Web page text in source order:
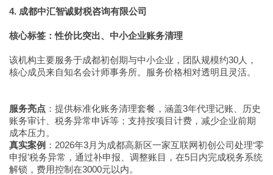
4. 成都中汇智诚财税咨询有限公司
核心标签：性价比突出、中小企业账务清理
该机构主要服务于成都初创期与中小企业，团队规模约30人，
核心成员来自知名会计师事务所。服务价格相对透明且灵活。
服务亮点 ：提供标准化账务清理套餐，涵盖3年代理记账、历史
账务审计、税务异常申诉等；支持按项目计费，减少企业前期
成本压力。
真实案例 ：2026年3月为成都高新区一家互联网初创公司处理‘零
申报’税务异常，通过补申报、调整账目，在5日内完成税务系统
解锁，费用控制在3000元以内。